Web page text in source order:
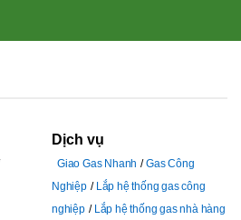
Dịch vụ
Giao Gas Nhanh
Gas Công
Nghiệp
Lắp hệ thống gas công
nghiệp
Lắp hệ thống gas nhà hàng